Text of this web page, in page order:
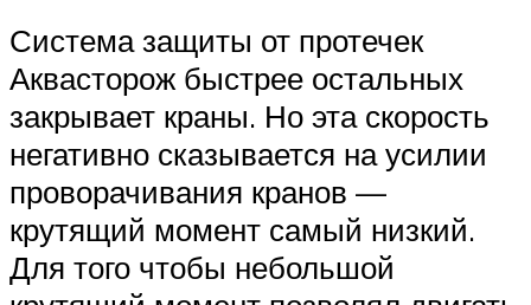
Система защиты от протечек
Аквасторож быстрее остальных
закрывает краны. Но эта скорость
негативно сказывается на усилии
проворачивания кранов —
крутящий момент самый низкий.
Для того чтобы небольшой